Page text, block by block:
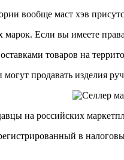
вообще маст хэв
марок. Если вы имеете
товаров на
продавать изделия
на российских
в